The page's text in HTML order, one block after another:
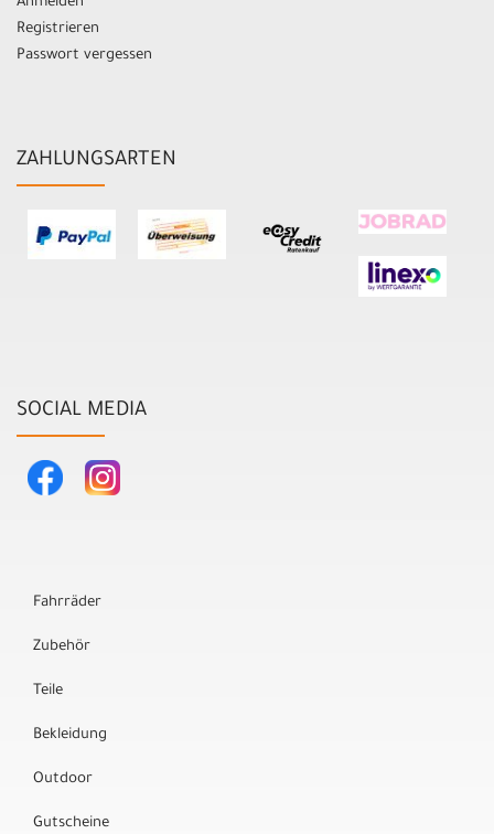
Registrieren
Passwort vergessen
ZAHLUNGSARTEN
SOCIAL MEDIA
Fahrräder
Zubehör
Teile
Bekleidung
Outdoor
Gutscheine